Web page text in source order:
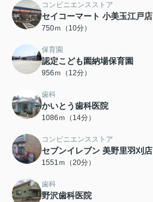
コンビニエンスストア
セイコーマート 小美玉江戸店
750ｍ（10分）
保育園
認定こども園納場保育園
956ｍ（12分）
歯科
かいとう歯科医院
1086ｍ（14分）
コンビニエンスストア
セブンイレブン 美野里羽刈店
1551ｍ（20分）
歯科
野沢歯科医院